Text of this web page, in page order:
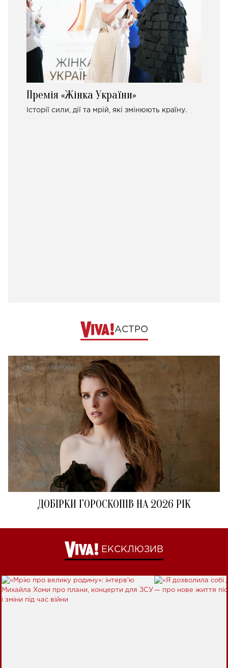
Премія «Жінка України»
Історії сили, дії та мрій, які змінюють країну.
АСТРО
ДОБІРКИ ГОРОСКОПІВ НА 2026 РІК
ЕКСКЛЮЗИВ